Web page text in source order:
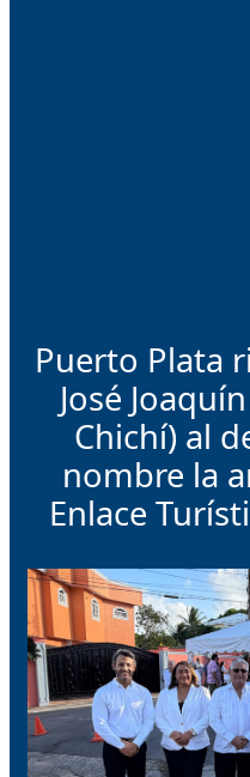
Puerto Plata
José
Chichí) al
nombre la
Enlace